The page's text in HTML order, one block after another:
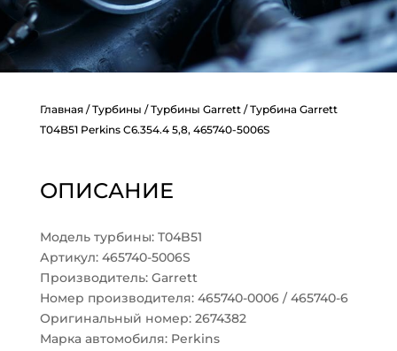
Главная/Турбины /Турбины Garrett/ Турбина Garrett
T04B51 Perkins C6.354.4 5,8, 465740-5006S
ОПИСАНИЕ
Модель турбины: T04B51
Артикул: 465740-5006S
Производитель: Garrett
Номер производителя: 465740-0006 / 465740-6
Оригинальный номер: 2674382
Марка автомобиля: Perkins